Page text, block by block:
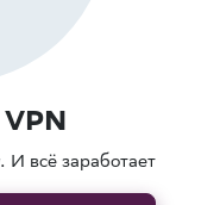
И всё заработает